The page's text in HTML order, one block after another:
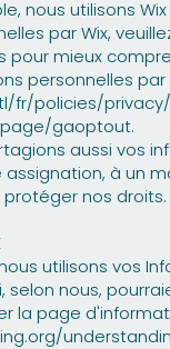
nous utilisons
par Wix,
mieux
personnelles
fr/policies/
gaoptout.
aussi vos
assignation, à un
nos droits.
utilisons vos
nous,
la page